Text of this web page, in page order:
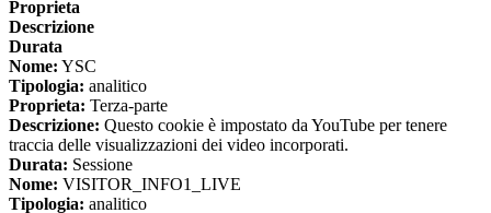
Proprieta
Descrizione
Durata
Nome: YSC
Tipologia: analitico
Proprieta: Terza-parte
Descrizione: Questo cookie è impostato da YouTube per tenere
traccia delle visualizzazioni dei video incorporati.
Durata: Sessione
Nome: VISITOR_INFO1_LIVE
Tipologia: analitico